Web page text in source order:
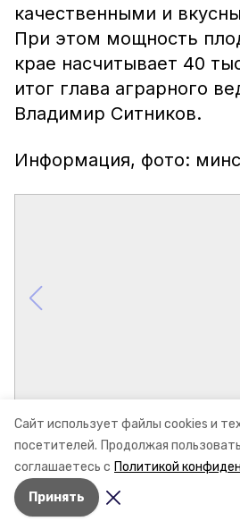
Сайт использует файлы cookies и
посетителей. Продолжая
соглашаетесь с Политикой
Принять
качественными и
При этом мощность
крае насчитывает 40
итог глава аграрного
Владимир Ситников.
Информация, фото:
Авторы: Ольга Винницкая